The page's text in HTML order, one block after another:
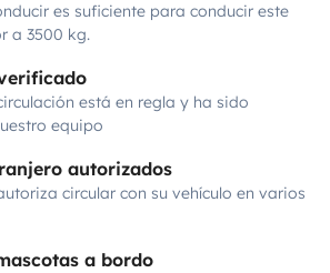
es suficiente para conducir este
a 3500 kg.
está en regla y ha sido
equipo
autorizados
circular con su vehículo en varios
a bordo